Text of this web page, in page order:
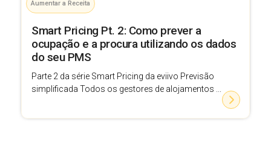
Aumentar a Receita
Smart Pricing Pt. 2: Como prever a
ocupação e a procura utilizando os dados
do seu PMS
Parte 2 da série Smart Pricing da eviivo Previsão
simplificada Todos os gestores de alojamentos ...